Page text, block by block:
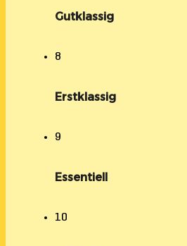
Gutklassig
8
Erstklassig
9
Essentiell
10